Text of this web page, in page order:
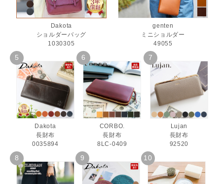
Dakota
ショルダーバッグ
1030305
genten
ミニショルダー
49055
Dakota
長財布
0035894
CORBO.
長財布
8LC-0409
Lujan
長財布
92520